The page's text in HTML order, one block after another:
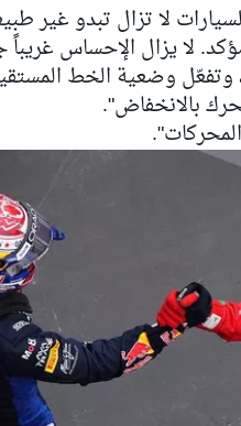
لا تزال تبدو غير
لا يزال الإحساس غريباً
وضعية الخط
بالانخفاض".